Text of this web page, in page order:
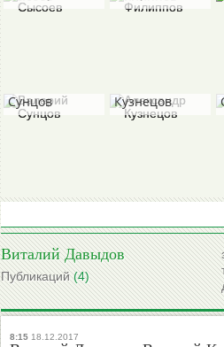
Сунцов
Кузнецов
Степанов
Гришин
Вячеслав
Колосков
Виктор
Коноплев
Виталий Давыдов
Публикаций(4)
8:15 18.12.2017